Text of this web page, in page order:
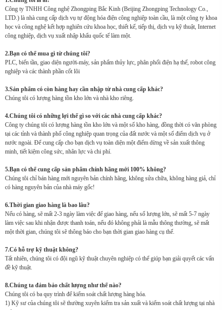
Công ty TNHH Công nghệ Zhongping Bắc Kinh (Beijing Zhongping Technology Co.,
LTD.) là nhà cung cấp dịch vụ tự động hóa điện công nghiệp toàn cầu, là một công ty khoa
học và công nghệ kết hợp nghiên cứu khoa học, thiết kế, tiếp thị, dịch vụ kỹ thuật, Internet
công nghiệp, dịch vụ xuất nhập khẩu quốc tế làm một.
2.Bạn có thể mua gì từ chúng tôi?
PLC, biến tần, giao diện người-máy, sản phẩm thủy lực, phân phối điện hạ thế, robot công
nghiệp và các thành phần cốt lõi
3.Sản phẩm có còn hàng hay cần nhập từ nhà cung cấp khác?
Chúng tôi có lượng hàng tồn kho lớn và nhà kho riêng.
4.Chúng tôi có những lợi thế gì so với các nhà cung cấp khác?
Công ty chúng tôi có lượng hàng tồn kho lớn và một số kho hàng, đồng thời có văn phòng
tại các tỉnh và thành phố công nghiệp quan trọng của đất nước và một số điểm dịch vụ ở
nước ngoài. Để cung cấp cho bạn dịch vụ toàn diện một điểm dừng về sản xuất thông
minh, tiết kiệm công sức, nhân lực và chi phí.
5.Bạn có thể cung cấp sản phẩm chính hãng mới 100% không?
Chúng tôi chỉ bán hàng mới nguyên bản chính hãng, không sửa chữa, không hàng giả, chỉ
có hàng nguyên bản của nhà máy gốc!
6.Thời gian giao hàng là bao lâu?
Nếu có hàng, sẽ mất 2-3 ngày làm việc để giao hàng, nếu số lượng lớn, sẽ mất 5-7 ngày
làm việc sau khi nhận được thanh toán, nếu đó không phải là mẫu thông thường, sẽ mất
một thời gian, chúng tôi sẽ thông báo cho bạn thời gian giao hàng cụ thể.
7.Có hỗ trợ kỹ thuật không?
Tất nhiên, chúng tôi có đội ngũ kỹ thuật chuyên nghiệp có thể giúp bạn giải quyết các vấn
đề kỹ thuật.
8.Chúng ta đảm bảo chất lượng như thế nào?
Chúng tôi có ba quy trình để kiểm soát chất lượng hàng hóa.
1) Kỹ sư của chúng tôi sẽ thường xuyên kiểm tra sản xuất và kiểm soát chất lượng tại nhà